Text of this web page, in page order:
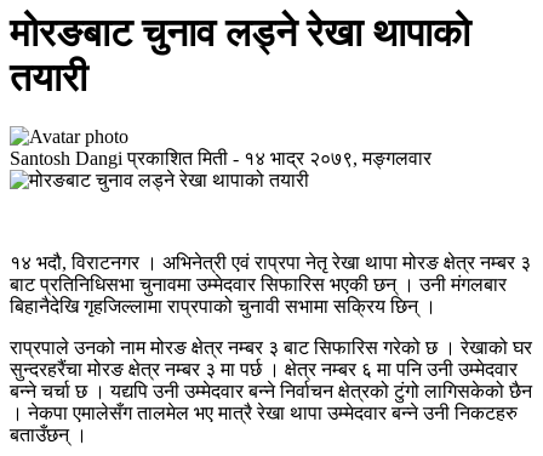
मोरङबाट चुनाव लड्ने रेखा थापाको
तयारी
Santosh Dangi प्रकाशित मिती - १४ भाद्र २०७९, मङ्गलवार
१४ भदौ, विराटनगर । अभिनेत्री एवं राप्रपा नेतृ रेखा थापा मोरङ क्षेत्र नम्बर ३
बाट प्रतिनिधिसभा चुनावमा उम्मेदवार सिफारिस भएकी छन् । उनी मंगलबार
बिहानैदेखि गृहजिल्लामा राप्रपाको चुनावी सभामा सक्रिय छिन् ।
राप्रपाले उनको नाम मोरङ क्षेत्र नम्बर ३ बाट सिफारिस गरेको छ । रेखाको घर
सुन्दरहरैंचा मोरङ क्षेत्र नम्बर ३ मा पर्छ । क्षेत्र नम्बर ६ मा पनि उनी उम्मेदवार
बन्ने चर्चा छ । यद्यपि उनी उम्मेदवार बन्ने निर्वाचन क्षेत्रको टुंगो लागिसकेको छैन
। नेकपा एमालेसँग तालमेल भए मात्रै रेखा थापा उम्मेदवार बन्ने उनी निकटहरु
बताउँछन् ।